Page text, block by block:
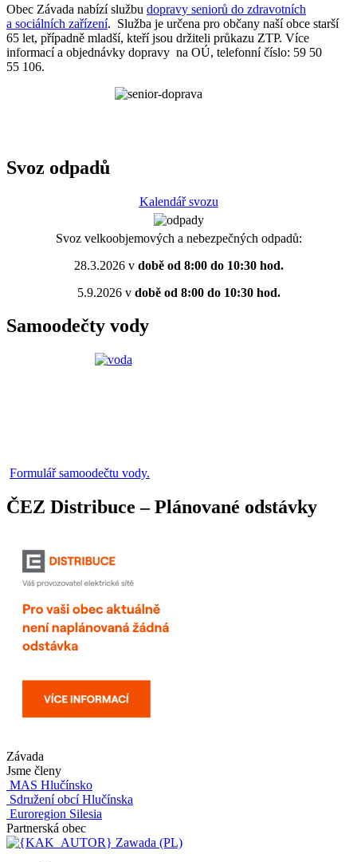
Obec Závada nabízí službu dopravy seniorů do zdravotních
a sociálních zařízení. Služba je určena pro občany naší obce starší
65 let, případně mladší, kteří jsou držiteli průkazu ZTP. Více
informací a objednávky dopravy na OÚ, telefonní číslo: 59 50
55 106.
Svoz odpadů
Kalendář svozu
Svoz velkoobjemových a nebezpečných odpadů:
28.3.2026 vdobě od 8:00 do 10:30 hod.
5.9.2026 vdobě od 8:00 do 10:30 hod.
Samoodečty vody
Formulář samoodečtu vody.
ČEZ Distribuce – Plánované odstávky
Závada
Jsme členy
MAS Hlučínsko
Sdružení obcí Hlučínska
Euroregion Silesia
Partnerská obec
Zawada (PL)